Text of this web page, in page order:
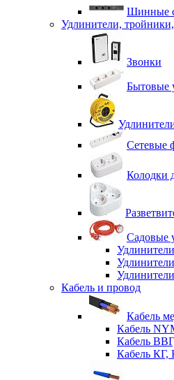
Шинные
Удлинители,
Звонки
Бытовые
Сетевые
Колодки
Садовые
Кабель и провод
Кабель
Кабель
Кабель
Кабель